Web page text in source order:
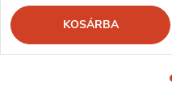
KOSÁRBA